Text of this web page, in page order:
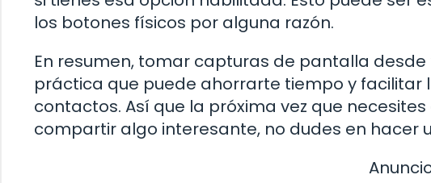
los botones físicos por alguna razón.
En resumen, tomar capturas de pantalla
práctica que puede ahorrarte tiempo y
contactos. Así que la próxima vez que
compartir algo interesante, no dudes en hacer